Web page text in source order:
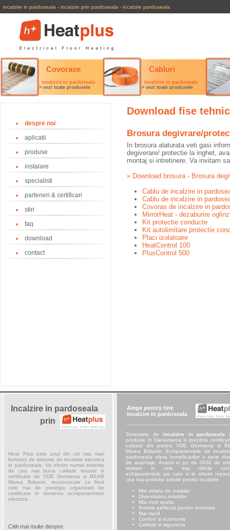
incalzire in pardoseala - incalzire prin pardoseala - incalzire pardoseala
Covorase
incalzire in pardoseala
> vezi toate produsele
Cabluri
incalzire in pardoseala
> vezi toate produsele
despre noi
aplicatii
produse
instalare
specialisti
parteneri & certificari
stiri
faq
download
contact
Download fise
Brosura degivrare/
In brosura alaturata veti gasi
degiverare/ protectie la inghet,
montaj si intretinere. Va invitam
» Download brosura - Brosura
Cablu de incalzire in
Cablu de incalzire in
Covoras de incalzire in
MirrorHeat - dezaburire
Kit protectie conducte
Kit autolimitare protectie
Placi izolatoare
HeatControl 100
PlusControl 500
Incalzire in pardoseala
prin
Heat Plus este unul din cei mai mari
furnizori de sisteme de incalzire electrica
in pardoseala. Va oferim numai sisteme
de cea mai buna calitate testate si
certificate de VDE Germania si BEAB
Marea Britanie, recunoscute ca fiind
cele mai de prestigiu organizatii de
certificare in domeniu echipamentelor
electrice.
Cititi mai multe despre:
Alege pentru tine
incalzire in pardoseala
Sistemele de incalzire in pardoseala
produse in Danemarca si prezinta
calitate din partea VDE Germania si
Marea Britanie. Echipamentele de
pardoseala ofera beneficiarilor o serie
de avantaje. Avand in jur de 3000 de
testare in cele mai dificile
echipamentele pe care vi le oferim
cea mai potrivita solutie pentru incalzire.
Mai simplu de instalat
Diversitatea solutiilor
Mai mult spatiu
Solutie perfecta pentru renovare
Mai rapid
Confort si economie
Calitate si siguranta